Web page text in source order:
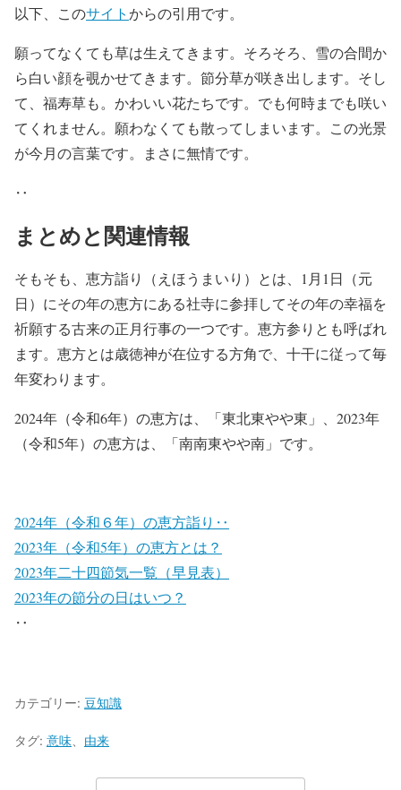
以下、このサイトからの引用です。
願ってなくても草は生えてきます。そろそろ、雪の合間か
ら白い顔を覗かせてきます。節分草が咲き出します。そし
て、福寿草も。かわいい花たちです。でも何時までも咲い
てくれません。願わなくても散ってしまいます。この光景
が今月の言葉です。まさに無情です。
‥
まとめと関連情報
そもそも、恵方詣り（えほうまいり）とは、1月1日（元
日）にその年の恵方にある社寺に参拝してその年の幸福を
祈願する古来の正月行事の一つです。恵方参りとも呼ばれ
ます。恵方とは歳徳神が在位する方角で、十干に従って毎
年変わります。
2024年（令和6年）の恵方は、「東北東やや東」、2023年
（令和5年）の恵方は、「南南東やや南」です。
2024年（令和６年）の恵方詣り‥
2023年（令和5年）の恵方とは？
2023年二十四節気一覧（早見表）
2023年の節分の日はいつ？
‥
カテゴリー: 豆知識
タグ: 意味 由来